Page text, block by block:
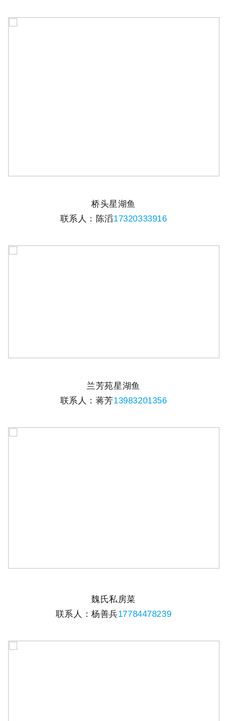
桥头星湖鱼
联系人：陈滔17320333916
兰芳苑星湖鱼
联系人：蒋芳13983201356
魏氏私房菜
联系人：杨善兵17784478239